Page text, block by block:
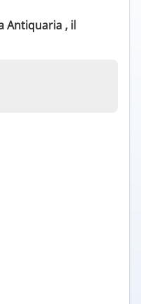
Antiquaria , il